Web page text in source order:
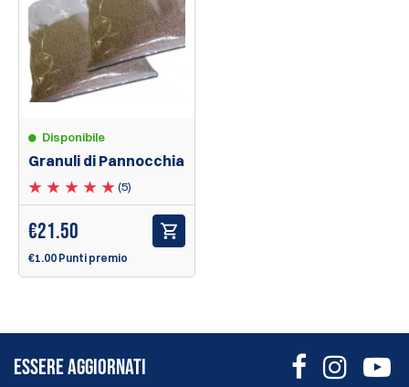
Disponibile
Granuli di Pannocchia
(5)
€21.50
€1.00 Punti premio
ESSERE AGGIORNATI